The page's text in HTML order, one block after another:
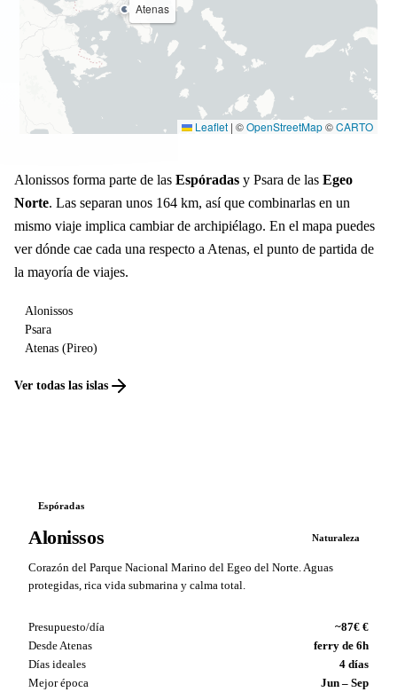
Atenas
Leaflet | ©OpenStreetMap©CARTO
Alonissos forma parte de las Espóradas y Psara de las Egeo
Norte. Las separan unos 164 km, así que combinarlas en un
mismo viaje implica cambiar de archipiélago. En el mapa puedes
ver dónde cae cada una respecto a Atenas, el punto de partida de
la mayoría de viajes.
Alonissos
Psara
Atenas (Pireo)
Ver todas las islas
Espóradas
Alonissos Naturaleza
Corazón del Parque Nacional Marino del Egeo del Norte. Aguas
protegidas, rica vida submarina y calma total.
Presupuesto/día
~87€ €
Desde Atenas
ferry de 6h
Días ideales
4 días
Mejor época
Jun – Sep